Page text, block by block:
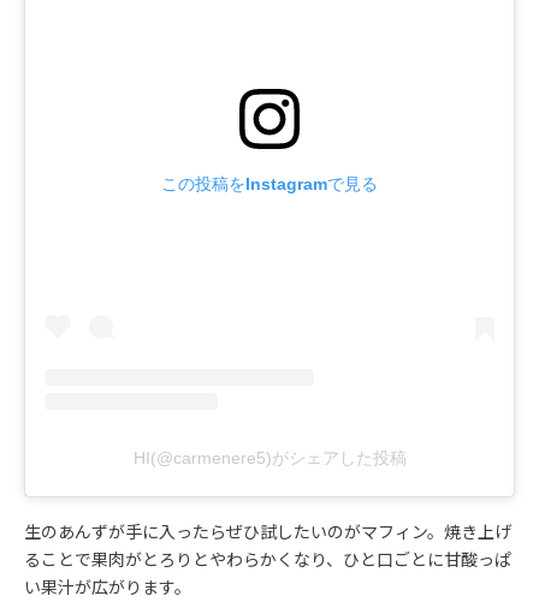
この投稿をInstagramで見る
HI(@carmenere5)がシェアした投稿
生のあんずが手に入ったらぜひ試したいのがマフィン。焼き上げ
ることで果肉がとろりとやわらかくなり、ひと口ごとに甘酸っぱ
い果汁が広がります。